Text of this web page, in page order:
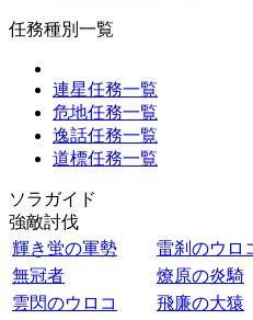
任務種別一覧
連星任務一覧
危地任務一覧
逸話任務一覧
道標任務一覧
ソラガイド
強敵討伐
輝き蛍の軍勢
雷刹のウロ
無冠者
燎原の炎騎
雲閃のウロコ
飛廉の大猿